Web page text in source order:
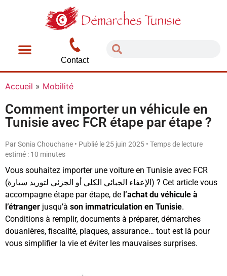
Contact
Accueil » Mobilité
Comment importer un véhicule en
Tunisie avec FCR étape par étape ?
Par Sonia Chouchane • Publié le 25 juin 2025 • Temps de lecture
estimé : 10 minutes
Vous souhaitez importer une voiture en Tunisie avec FCR
(الإعفاء الجبائي الكلي أو الجزئي لتوريد سيارة) ? Cet article vous
accompagne étape par étape, de l’achat du véhicule à
l’étranger jusqu’à son immatriculation en Tunisie.
Conditions à remplir, documents à préparer, démarches
douanières, fiscalité, plaques, assurance… tout est là pour
vous simplifier la vie et éviter les mauvaises surprises.